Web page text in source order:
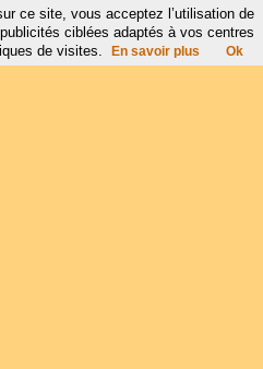
ce site, vous acceptez l’utilisation de
ciblées adaptés à vos centres
de visites.
En savoir plus Ok